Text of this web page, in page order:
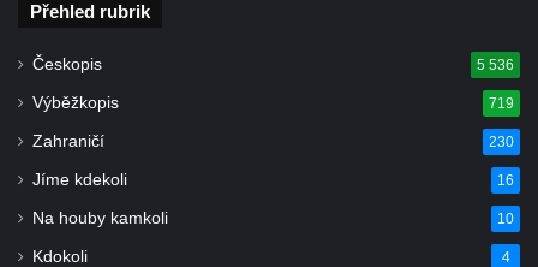
Kaple Panny Marie Karmelské na Vlčí Hoře
Kostel svatého Bartoloměje v Teplicích
Kostel svatého Jana Křtitele na Zámeckém
Výklenková kaple u vodojemu v severní
části Kozel
Přehled rubrik
Českopis 5 536
Výběžkopis 719
Zahraničí 230
Jíme kdekoli 16
Na houby kamkoli 10
Kdokoli 4